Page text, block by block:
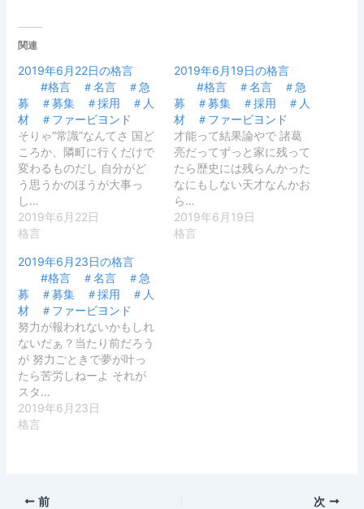
関連
2019年6月22日の格言
#格言 ＃名言 ＃急
募 ＃募集 ＃採用 ＃人
材 ＃ファービヨンド
そりゃ“常識”なんてさ 国ど
ころか、隣町に行くだけで
変わるものだし 自分がど
う思うかのほうが大事っ
し…
2019年6月22日
格言
2019年6月19日の格言
#格言 ＃名言 ＃急
募 ＃募集 ＃採用 ＃人
材 ＃ファービヨンド
才能って結果論やで 諸葛
亮だってずっと家に残って
たら歴史には残らんかった
なにもしない天才なんかお
ら…
2019年6月19日
格言
2019年6月23日の格言
#格言 ＃名言 ＃急
募 ＃募集 ＃採用 ＃人
材 ＃ファービヨンド
努力が報われないかもしれ
ないだぁ？当たり前だろう
が 努力ごときで夢が叶っ
たら苦労しねーよ それが
スタ…
2019年6月23日
格言
前 次